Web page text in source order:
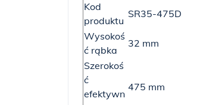
Kod
produktu
SR35-475D
Wysokoś
ć rąbka
32 mm
Szerokoś
ć
efektywn
475 mm